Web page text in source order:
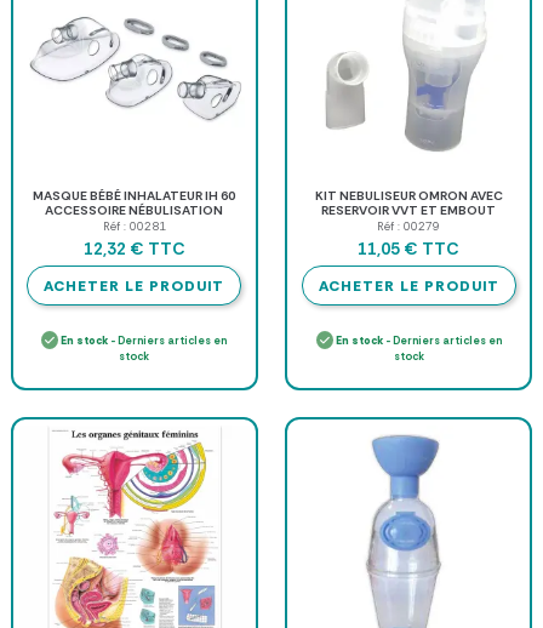
MASQUE BÉBÉ INHALATEUR IH 60
ACCESSOIRE NÉBULISATION
BEURER - à l'unité
Réf : 00281
12,32 € TTC
ACHETER LE PRODUIT
En stock - Derniers articles en
stock
KIT NEBULISEUR OMRON AVEC
RESERVOIR VVT ET EMBOUT
BUCCAL POUR C28 C29 ET C30
Réf : 00279
11,05 € TTC
ACHETER LE PRODUIT
En stock- Derniers articles en
stock